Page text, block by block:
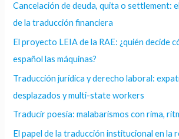
Cancelación de deuda, quita o settlement:
de la traducción financiera
El proyecto LEIA de la RAE: ¿quién decide
español las máquinas?
Traducción jurídica y derecho laboral:
desplazados y multi-state workers
Traducir poesía: malabarismos con rima,
El papel de la traducción institucional en la